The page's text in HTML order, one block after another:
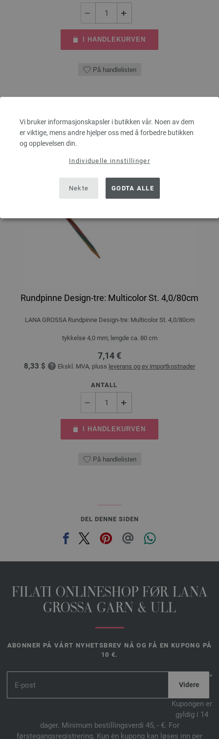
Vi bruker informasjonskapsler i butikken vår. Noen av dem
er viktige, mens andre hjelper oss med å forbedre butikken
og opplevelsen din.
Individuelle innstillinger
Nekte GODTA ALLE
I HANDLEKURVEN
På handlelisten
Rundpinne Design-tre: Multicolor St. 4,0/80cm
LANA GROSSA Rundpinne Design-tre: Multicolor St. 4,0/80cm
tykkelse 4,0 mm; lengde ca. 80 cm
7,14 €
8,33 $ Ekskl. MVA, pluss leverans og ev importkostnader
ANTALL
I HANDLEKURVEN
På handlelisten
DEL DENNE SIDEN
FILATI ONLINESHOP FØR LANA
GROSSA GARN & ULL
ABONNER PÅ VÅRT NYHETSBREV NÅ OG FÅ EN KUPONG PÅ
10 €.
*
Kupongen er
gyldig i 14
dager. Minimum bestillingsverdi 45, - €. For
førstegangsregistrering. Kun én kupong kan løses inn per